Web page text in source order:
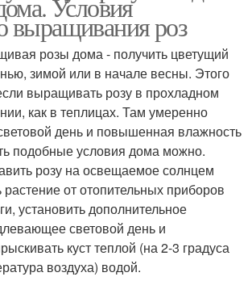
Условия
выращивания роз
розы дома - получить цветущий
зимой или в начале весны. Этого
выращивать розу в прохладном
как в теплицах. Там умеренно
день и повышенная влажность
подобные условия дома можно.
розу на освещаемое солнцем
растение от отопительных приборов
установить дополнительное
световой день и
куст теплой (на 2-3 градуса
воздуха) водой.